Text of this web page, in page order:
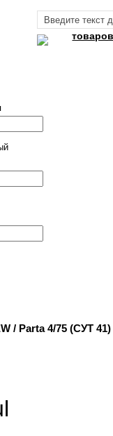
/ Parta 4/75 (СУТ 41)